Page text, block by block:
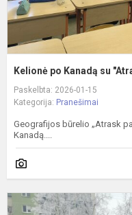
Kelionė po Kanadą su
Paskelbta: 2026-01-15
Kategorija: Pranešimai
Geografijos būrelio „Atrask
Kanadą....